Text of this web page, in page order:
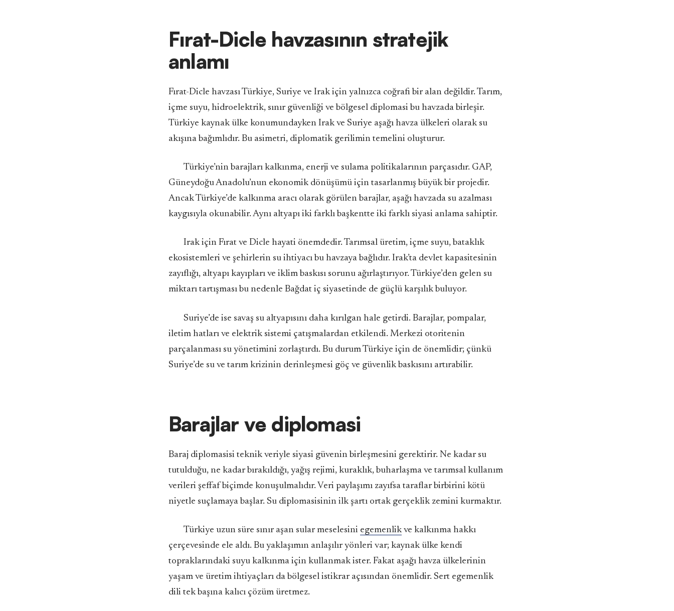
Fırat-Dicle havzasının stratejik
anlamı
Fırat-Dicle havzası Türkiye, Suriye ve Irak için yalnızca coğrafi bir alan değildir. Tarım,
içme suyu, hidroelektrik, sınır güvenliği ve bölgesel diplomasi bu havzada birleşir.
Türkiye kaynak ülke konumundayken Irak ve Suriye aşağı havza ülkeleri olarak su
akışına bağımlıdır. Bu asimetri, diplomatik gerilimin temelini oluşturur.
Türkiye’nin barajları kalkınma, enerji ve sulama politikalarının parçasıdır. GAP,
Güneydoğu Anadolu’nun ekonomik dönüşümü için tasarlanmış büyük bir projedir.
Ancak Türkiye’de kalkınma aracı olarak görülen barajlar, aşağı havzada su azalması
kaygısıyla okunabilir. Aynı altyapı iki farklı başkentte iki farklı siyasi anlama sahiptir.
Irak için Fırat ve Dicle hayati önemdedir. Tarımsal üretim, içme suyu, bataklık
ekosistemleri ve şehirlerin su ihtiyacı bu havzaya bağlıdır. Irak’ta devlet kapasitesinin
zayıflığı, altyapı kayıpları ve iklim baskısı sorunu ağırlaştırıyor. Türkiye’den gelen su
miktarı tartışması bu nedenle Bağdat iç siyasetinde de güçlü karşılık buluyor.
Suriye’de ise savaş su altyapısını daha kırılgan hale getirdi. Barajlar, pompalar,
iletim hatları ve elektrik sistemi çatışmalardan etkilendi. Merkezi otoritenin
parçalanması su yönetimini zorlaştırdı. Bu durum Türkiye için de önemlidir; çünkü
Suriye’de su ve tarım krizinin derinleşmesi göç ve güvenlik baskısını artırabilir.
Barajlar ve diplomasi
Baraj diplomasisi teknik veriyle siyasi güvenin birleşmesini gerektirir. Ne kadar su
tutulduğu, ne kadar bırakıldığı, yağış rejimi, kuraklık, buharlaşma ve tarımsal kullanım
verileri şeffaf biçimde konuşulmalıdır. Veri paylaşımı zayıfsa taraflar birbirini kötü
niyetle suçlamaya başlar. Su diplomasisinin ilk şartı ortak gerçeklik zemini kurmaktır.
Türkiye uzun süre sınır aşan sular meselesini egemenlikve kalkınma hakkı
çerçevesinde ele aldı. Bu yaklaşımın anlaşılır yönleri var; kaynak ülke kendi
topraklarındaki suyu kalkınma için kullanmak ister. Fakat aşağı havza ülkelerinin
yaşam ve üretim ihtiyaçları da bölgesel istikrar açısından önemlidir. Sert egemenlik
dili tek başına kalıcı çözüm üretmez.